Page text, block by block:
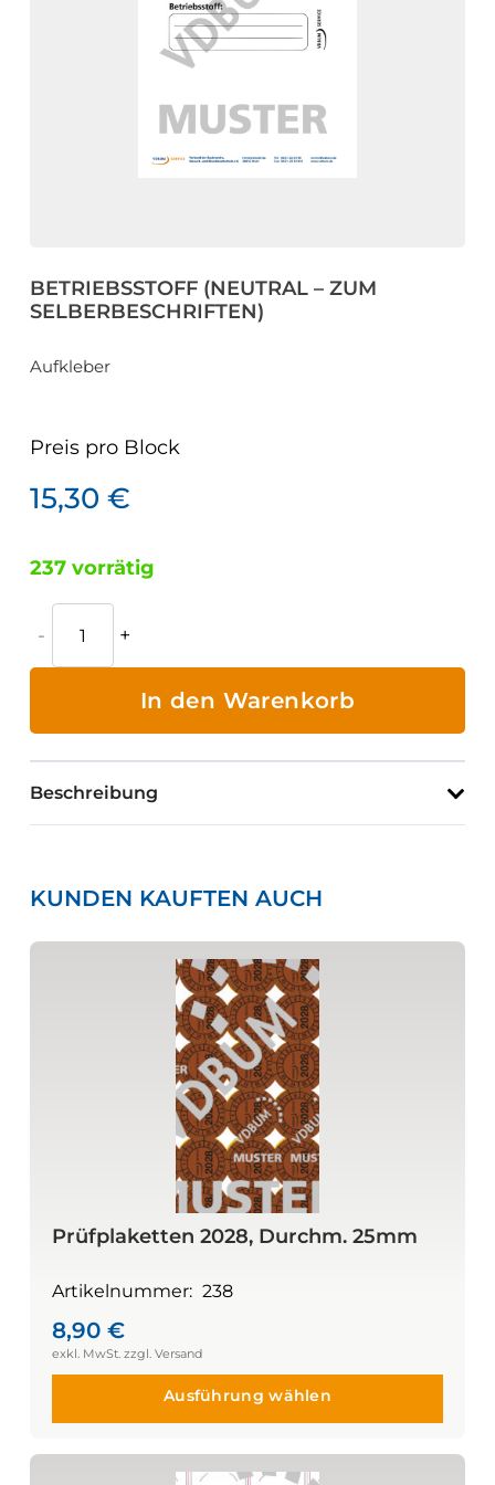
BETRIEBSSTOFF (NEUTRAL – ZUM
SELBERBESCHRIFTEN)
Aufkleber
Preis pro Block
15,30 €
237 vorrätig
(neutral
-
Selberbeschriften)
In den Warenkorb
Beschreibung
KUNDEN KAUFTEN AUCH
Prüfplaketten 2028, Durchm. 25mm
Artikelnummer: 238
8,90 €
Ausführung wählen